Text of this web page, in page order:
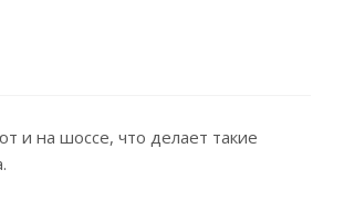
и на шоссе, что делает такие